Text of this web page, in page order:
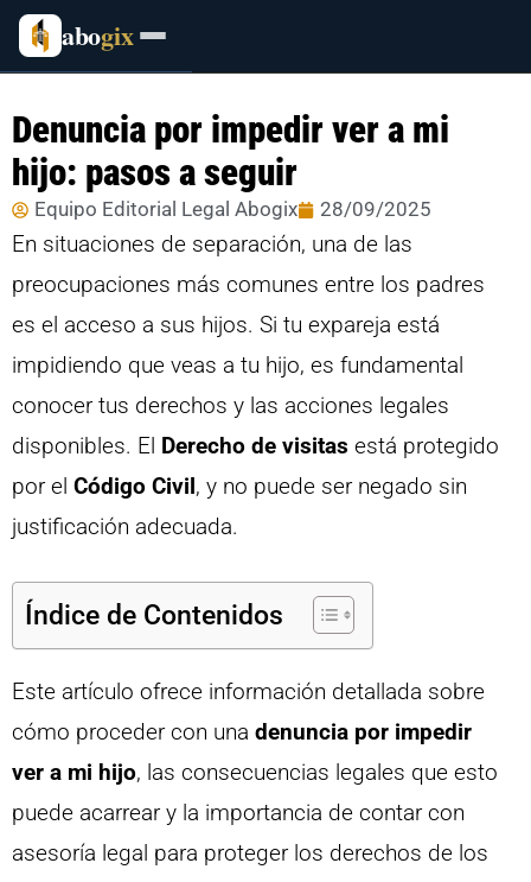
abogix
Denuncia por impedir ver a mi
hijo: pasos a seguir
Equipo Editorial Legal Abogix 28/09/2025
En situaciones de separación, una de las
preocupaciones más comunes entre los padres
es el acceso a sus hijos. Si tu expareja está
impidiendo que veas a tu hijo, es fundamental
conocer tus derechos y las acciones legales
disponibles. El Derecho de visitas está protegido
por el Código Civil, y no puede ser negado sin
justificación adecuada.
Índice de Contenidos
Este artículo ofrece información detallada sobre
cómo proceder con una denuncia por impedir
ver a mi hijo, las consecuencias legales que esto
puede acarrear y la importancia de contar con
asesoría legal para proteger los derechos de los